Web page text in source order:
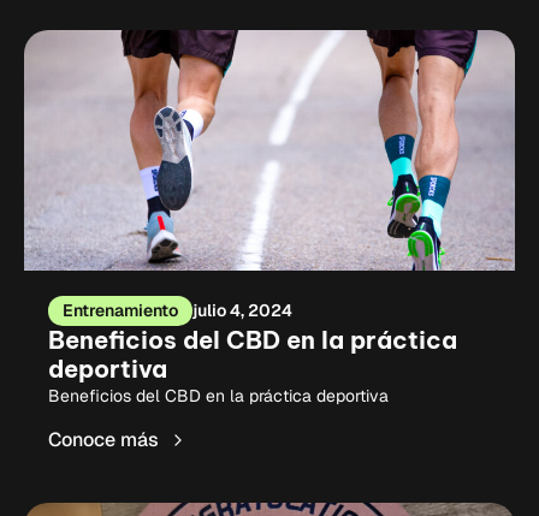
Entrenamiento julio 4, 2024
Beneficios del CBD en la práctica
deportiva
Beneficios del CBD en la práctica deportiva
Conoce más